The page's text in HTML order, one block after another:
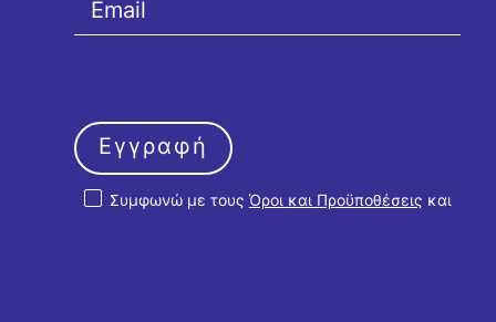
Συμφωνώ με τους Όροι και Προϋποθέσεις και
Εγγραφή